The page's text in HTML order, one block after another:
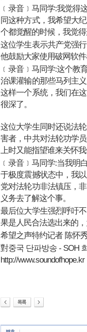
﹝录音﹞马同学:我觉得
同这种方式，我希望大
个都觉醒的时候，我觉
这位学生表示共产党强
他鼓励大家使用破网软
﹝录音﹞马同学:这个教
治课灌输的那些马列主
这样一个系统，我们在
很深了。
这位大学生同时还说法
害者，中共对法轮功学
上时又能指望谁来关怀
﹝录音﹞马同学:当我明
于极度震撼状态中，我
党对法轮功非法镇压，
义务去了解这个事。
最后位大学生强烈呼吁
果是人民合法选出来的
希望之声特约记者 陈怀
對중국 단파방송 - SOH
http://www.soundofhope.kr